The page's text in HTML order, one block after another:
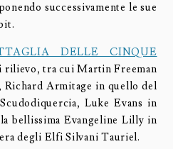
successivamente le sue
DELLE CINQUE
rilievo, tra cui Martin Freeman
Armitage in quello del
Luke Evans in
bellissima Evangeline Lilly in
degli Elfi Silvani Tauriel.